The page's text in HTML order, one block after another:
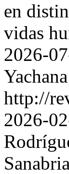
en
vidas
2026-
Yachana
http://
2026-